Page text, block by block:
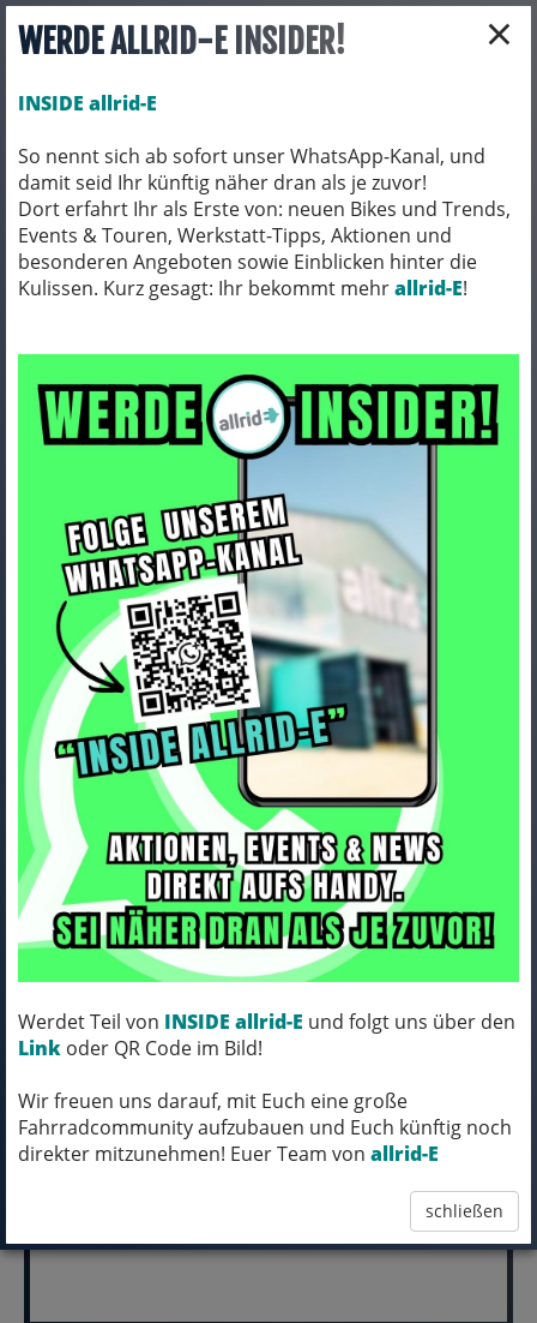
×
WERDE ALLRID-E INSIDER!
INSIDE allrid-E
So nennt sich ab sofort unser WhatsApp-Kanal, und
damit seid Ihr künftig näher dran als je zuvor!
Dort erfahrt Ihr als Erste von: neuen Bikes und Trends,
Events & Touren, Werkstatt-Tipps, Aktionen und
besonderen Angeboten sowie Einblicken hinter die
Kulissen. Kurz gesagt: Ihr bekommt mehrallrid-E!
Werdet Teil von INSIDE allrid-E und folgt uns über den
Link oder QR Code im Bild!
Wir freuen uns darauf, mit Euch eine große
Fahrradcommunity aufzubauen und Euch künftig noch
direkter mitzunehmen! Euer Team von allrid-E
schließen
Toggle navigation
FAHRRADTEILE SATTELSTÜTZEN
Trek Seatlug Trek Madone SLR
Seatmast 52 Amethyst
Art.Nr. 1052424
Farbe: AMETHYST
RUFT UNS AN, WIR KLÄREN DEN
LIEFERTERMIN.
pro Stück (inkl. MwSt.)
559,99 EUR